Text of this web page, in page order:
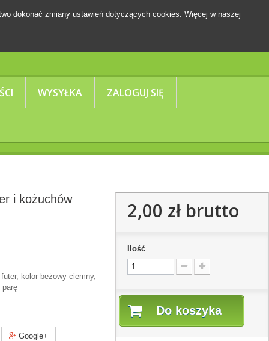
WYSYŁKA ZALOGUJ SIĘ
dokonać zmiany ustawień dotyczących cookies. Więcej w naszej
i kożuchów
kolor beżowy ciemny,
parę
Google+
2,00 złbrutto
Ilość
Do koszyka